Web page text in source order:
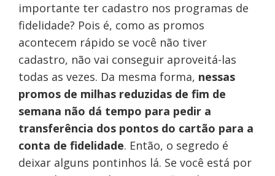
importante ter cadastro nos programas de
fidelidade? Pois é, como as promos
acontecem rápido se você não tiver
cadastro, não vai conseguir aproveitá-las
todas as vezes. Da mesma forma, nessas
promos de milhas reduzidas de fim de
semana não dá tempo para pedir a
transferência dos pontos do cartão para a
conta de fidelidade. Então, o segredo é
deixar alguns pontinhos lá. Se você está por